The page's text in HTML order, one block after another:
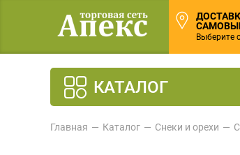
Выберите
КАТАЛОГ
Главная Каталог Снеки и орехи